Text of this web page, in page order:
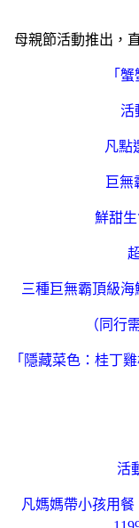
母親節活動推出，
「
活
凡點
巨無
鮮甜
三種巨無霸頂級
（同行
「隱藏菜色：桂丁
活
凡媽媽帶小孩用